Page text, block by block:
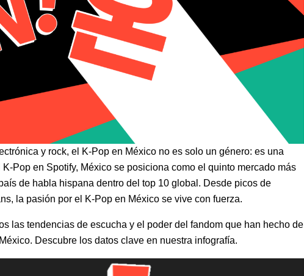
y rock, el K-Pop en México no es solo un género: es una
Pop en Spotify, México se posiciona como el quinto mercado más
de habla hispana dentro del top 10 global. Desde picos de
la pasión por el K-Pop en México se vive con fuerza.
las tendencias de escucha y el poder del fandom que han hecho de
Descubre los datos clave en nuestra infografía.